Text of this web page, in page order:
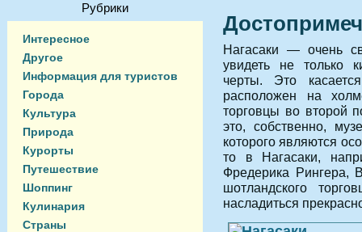
Рубрики
Интересное
Другое
Информация для туристов
Города
Культура
Природа
Курорты
Путешествие
Шоппинг
Кулинария
Страны
Нагасаки — очень
увидеть не только
черты. Это
расположен на
торговцы во второй
это, собственно,
которого являются
то в Нагасаки,
Фредерика Рингера,
шотландского
насладиться